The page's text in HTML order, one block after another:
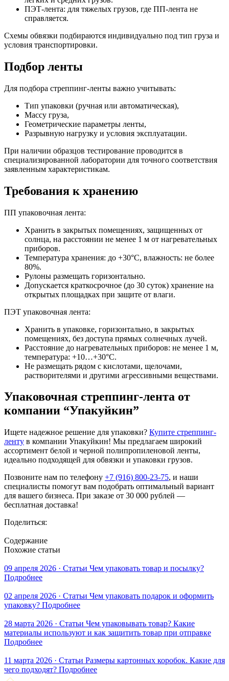
ПЭТ-лента: для тяжелых грузов, где ПП-лента не
справляется.
Схемы обвязки подбираются индивидуально под тип груза и
условия транспортировки.
Подбор ленты
Для подбора стреппинг-ленты важно учитывать:
Тип упаковки (ручная или автоматическая),
Массу груза,
Геометрические параметры ленты,
Разрывную нагрузку и условия эксплуатации.
При наличии образцов тестирование проводится в
специализированной лаборатории для точного соответствия
заявленным характеристикам.
Требования к хранению
ПП упаковочная лента:
Хранить в закрытых помещениях, защищенных от
солнца, на расстоянии не менее 1 м от нагревательных
приборов.
Температура хранения: до +30°С, влажность: не более
80%.
Рулоны размещать горизонтально.
Допускается краткосрочное (до 30 суток) хранение на
открытых площадках при защите от влаги.
ПЭТ упаковочная лента:
Хранить в упаковке, горизонтально, в закрытых
помещениях, без доступа прямых солнечных лучей.
Расстояние до нагревательных приборов: не менее 1 м,
температура: +10…+30°С.
Не размещать рядом с кислотами, щелочами,
растворителями и другими агрессивными веществами.
Упаковочная стреппинг-лента от
компании “Упакуйкин”
Ищете надежное решение для упаковки? Купите стреппинг-
ленту в компании Упакуйкин! Мы предлагаем широкий
ассортимент белой и черной полипропиленовой ленты,
идеально подходящей для обвязки и упаковки грузов.
Позвоните нам по телефону +7 (916) 800-23-75, и наши
специалисты помогут вам подобрать оптимальный вариант
для вашего бизнеса. При заказе от 30 000 рублей —
бесплатная доставка!
Поделиться:
Содержание
Похожие статьи
09 апреля 2026 · Статьи Чем упаковать товар и посылку?
Подробнее
02 апреля 2026 · Статьи Чем упаковать подарок и оформить
упаковку? Подробнее
28 марта 2026 · Статьи Чем упаковывать товар? Какие
материалы используют и как защитить товар при отправке
Подробнее
11 марта 2026 · Статьи Размеры картонных коробок. Какие для
чего подходят? Подробнее